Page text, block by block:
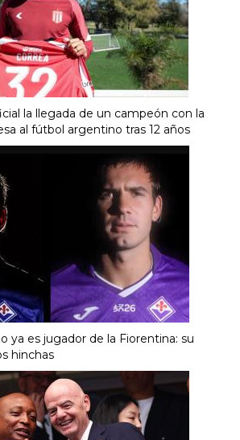
la llegada de un campeón con la
al fútbol argentino tras 12 años
ya es jugador de la Fiorentina: su
hinchas